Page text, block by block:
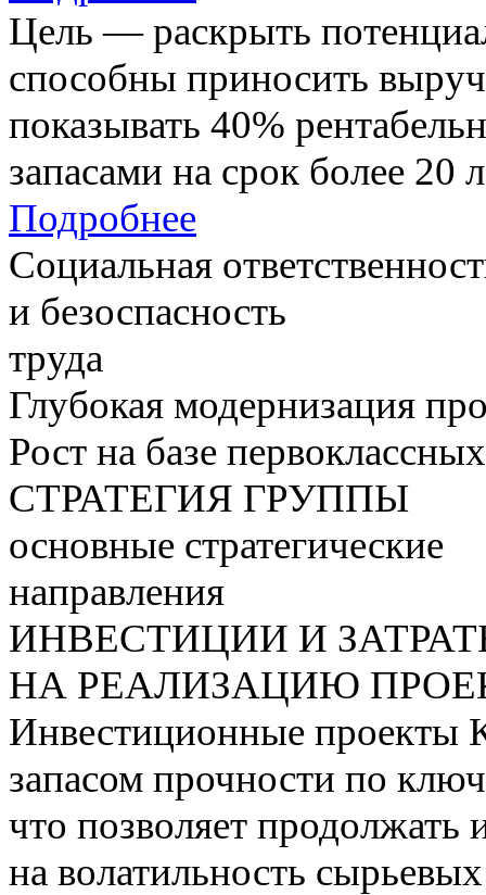
Цель — раскрыть
способны приносить
показывать 40%
запасами на срок более 20
Подробнее
Социальная
и безоспасность
труда
Глубокая модернизация
Рост на базе
СТРАТЕГИЯ ГРУППЫ
основные стратегические
направления
ИНВЕСТИЦИИ И
НА РЕАЛИЗАЦИЮ
Инвестиционные проекты
запасом прочности по
что позволяет продолжать
на волатильность